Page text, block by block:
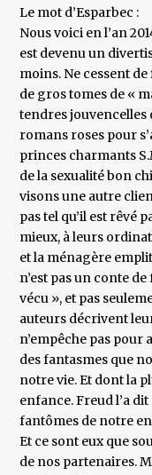
Le mot d’Esparbec :
Nous voici en l’an
est devenu un
moins. Ne cessent
de gros tomes de «
tendres jouvencelles
romans roses pour
princes charmants
de la sexualité bon
visons une autre
pas tel qu’il est rêvé
mieux, à leurs
et la ménagère
n’est pas un conte
vécu », et pas
auteurs décrivent
n’empêche pas pour
des fantasmes que
notre vie. Et dont la
enfance. Freud l’a
fantômes de notre
Et ce sont eux que
de nos partenaires.